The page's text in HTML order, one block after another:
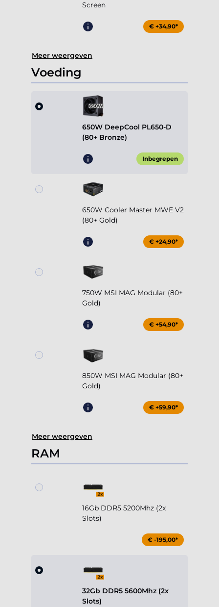
Screen
€ +34,90*
Meer weergeven
Voeding
650W DeepCool PL650-D
(80+ Bronze)
Inbegrepen
650W Cooler Master MWE V2
(80+ Gold)
€ +24,90*
750W MSI MAG Modular (80+
Gold)
€ +54,90*
850W MSI MAG Modular (80+
Gold)
€ +59,90*
Meer weergeven
RAM
16Gb DDR5 5200Mhz (2x
Slots)
€ -195,00*
32Gb DDR5 5600Mhz (2x
Slots)